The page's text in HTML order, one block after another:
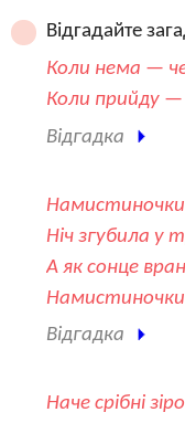
Відгадайте
Коли нема —
Коли прийду
Відгадка
Намистиночки
Ніч згубила у
А як сонце
Намистиночки
Відгадка
Наче срібні